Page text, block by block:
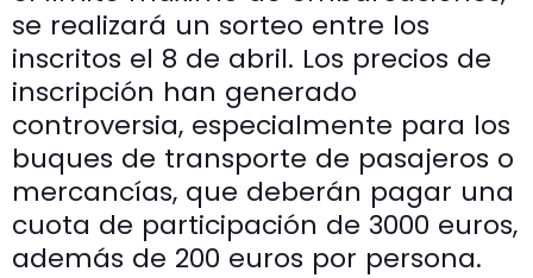
se realizará un sorteo entre los
inscritos el 8 de abril. Los precios de
inscripción han generado
controversia, especialmente para los
buques de transporte de pasajeros o
mercancías, que deberán pagar una
cuota de participación de 3000 euros,
además de 200 euros por persona.